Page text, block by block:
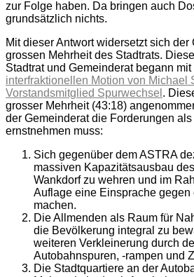
zur Folge haben. Da bringen auch
grundsätzlich nichts.
Mit dieser Antwort widersetzt sich der
grossen Mehrheit des Stadtrats.
Stadtrat und Gemeinderat begann mit
interfraktionellen Motion von Michael
Vorstandsmitglied Spurwechsel .
grosser Mehrheit (43:18)
der Gemeinderat die Forderungen
ernstnehmen muss:
Sich gegenüber dem ASTRA
massiven Kapazitätsausbau
Wankdorf zu wehren und im
Auflage eine Einsprache gegen
machen.
Die Allmenden als Raum für
die Bevölkerung integral zu
weiteren Verkleinerung durch
Autobahnspuren, -rampen und
Die Stadtquartiere an der